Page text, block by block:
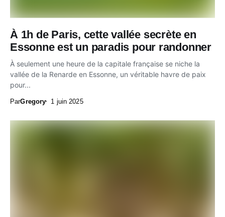
À 1h de Paris, cette vallée secrète en
Essonne est un paradis pour randonner
À seulement une heure de la capitale française se niche la
vallée de la Renarde en Essonne, un véritable havre de paix
pour...
ParGregory 1 juin 2025